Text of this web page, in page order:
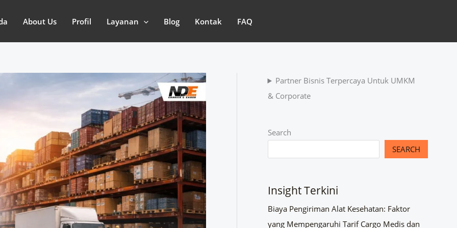
About Us Profil Layanan Blog Kontak FAQ
Partner Bisnis Terpercaya Untuk UMKM
& Corporate
Search
SEARCH
Insight Terkini
Biaya Pengiriman Alat Kesehatan: Faktor
yang Mempengaruhi Tarif Cargo Medis dan